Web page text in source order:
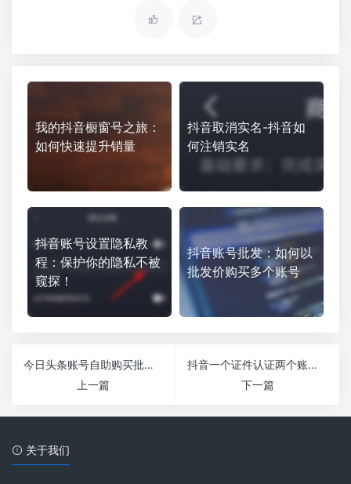
我的抖音橱窗号之旅：
如何快速提升销量
抖音取消实名-抖音如
何注销实名
抖音账号设置隐私教
程：保护你的隐私不被
窥探！
抖音账号批发：如何以
批发价购买多个账号
今日头条账号自助购买批发交易平台
上一篇
抖音一个证件认证两个账号方法
下一篇
关于我们